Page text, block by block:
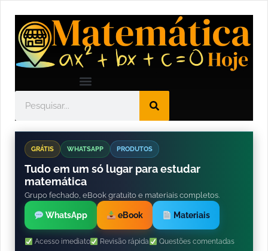
GRÁTIS WHATSAPP PRODUTOS
Tudo em um só lugar para estudar
matemática
Grupo fechado, eBook gratuito e materiais completos.
WhatsApp eBook Materiais
Acesso imediato Revisão rápida Questões comentadas